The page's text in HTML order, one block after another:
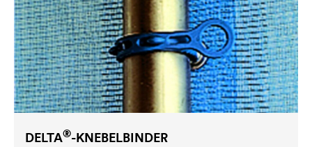
DELTA®-KNEBELBINDER